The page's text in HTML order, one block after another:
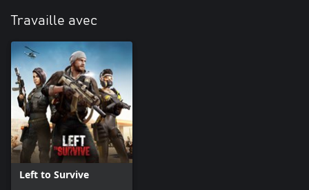
Travaille avec
Left to Survive